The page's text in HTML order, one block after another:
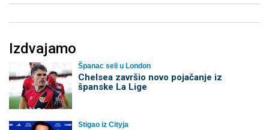
Izdvajamo
Španac seli u London
Chelsea završio novo pojačanje iz
španske La Lige
Stigao iz Cityja